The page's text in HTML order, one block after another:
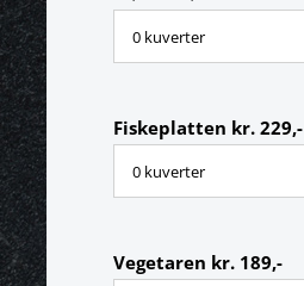
Fiskeplatten kr. 229,-
Vegetaren kr. 189,-